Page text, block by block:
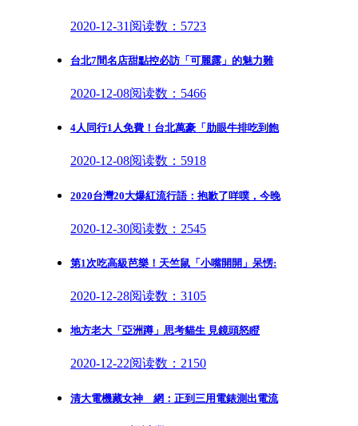
2020-12-31 阅读数：5723
台北7間名店甜點控必訪「可麗露」的魅力難
2020-12-08阅读数：5466
4人同行1人免費！台北萬豪「肋眼牛排吃到飽
2020-12-08阅读数：5918
2020台灣20大爆紅流行語：抱歉了咩噗，今晚
2020-12-30阅读数：2545
第1次吃高級芭樂！天竺鼠「小嘴開開」呆愣:
2020-12-28阅读数：3105
地方老大「亞洲蹲」思考貓生 見鏡頭怒瞪
2020-12-22阅读数：2150
清大電機藏女神 網：正到三用電錶測出電流